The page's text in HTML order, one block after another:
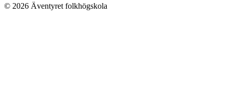
© 2026 Äventyret folkhögskola